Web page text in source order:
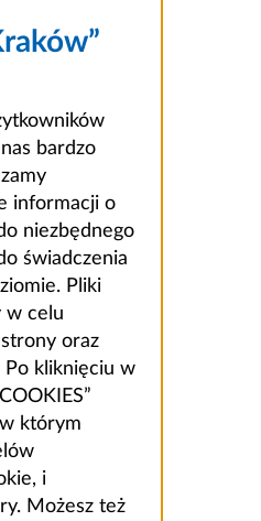
bardzo
informacji o
niezbędnego
świadczenia
Pliki
w celu
oraz
Po kliknięciu w
którym
i
Możesz też